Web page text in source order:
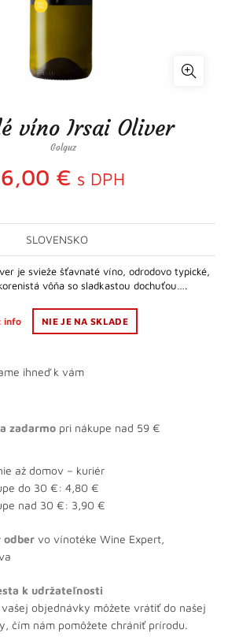
víno Irsai Oliver
Golguz
6,00 € s DPH
SLOVENSKO
je svieže šťavnaté víno, odrodovo typické,
vôňa so sladkastou dochuťou….
info NIE JE NA SKLADE
ihneď k vám
zadarmo pri nákupe nad 59 €
až domov – kuriér
do 30 €: 4,80 €
nad 30 €: 3,90 €
odber vo vínotéke Wine Expert,
k udržateľnosti
vašej objednávky môžete vrátiť do našej
čím nám pomôžete chrániť prírodu.